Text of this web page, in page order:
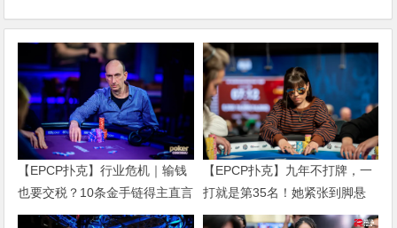
【EPCP扑克】行业危机｜输钱
也要交税？10条金手链得主直言
“扛不住”，主动砍掉四分之三比
【EPCP扑克】九年不打牌，一
打就是第35名！她紧张到脚悬
空，但全世界以为她很淡定